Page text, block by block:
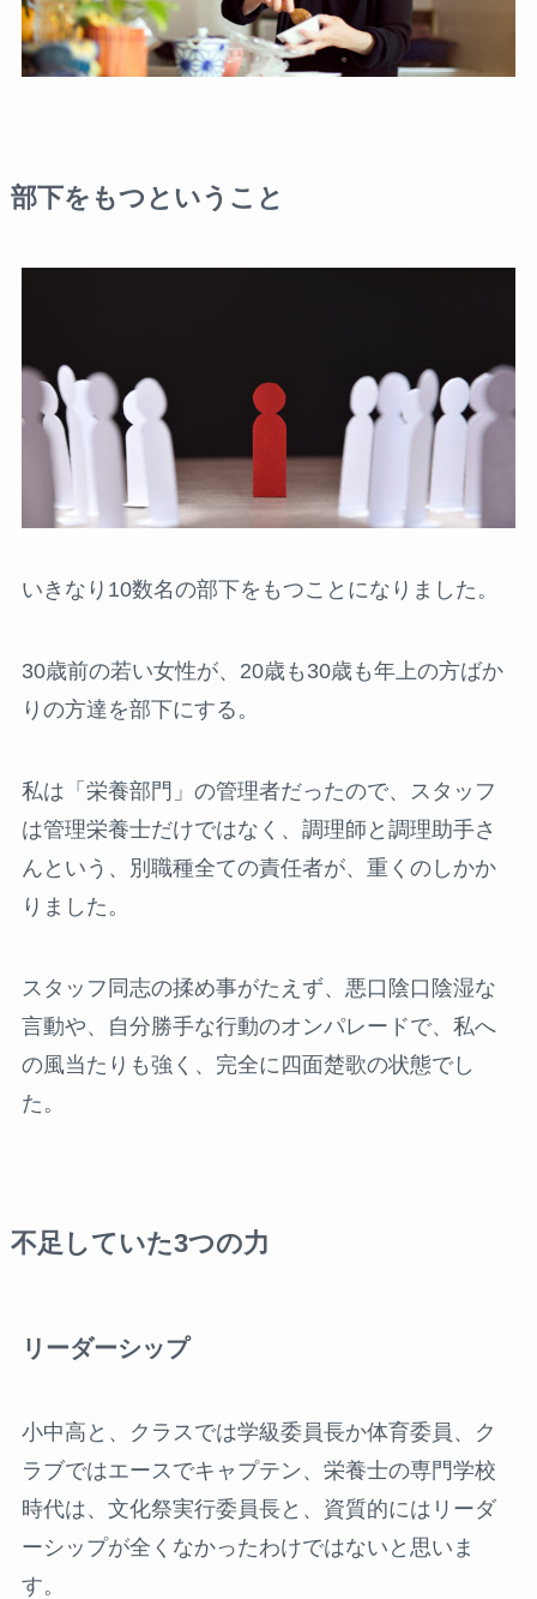
部下をもつということ
いきなり10数名の部下をもつことになりました。
30歳前の若い女性が、20歳も30歳も年上の方ばか
りの方達を部下にする。
私は「栄養部門」の管理者だったので、スタッフ
は管理栄養士だけではなく、調理師と調理助手さ
んという、別職種全ての責任者が、重くのしかか
りました。
スタッフ同志の揉め事がたえず、悪口陰口陰湿な
言動や、自分勝手な行動のオンパレードで、私へ
の風当たりも強く、完全に四面楚歌の状態でし
た。
不足していた3つの力
リーダーシップ
小中高と、クラスでは学級委員長か体育委員、ク
ラブではエースでキャプテン、栄養士の専門学校
時代は、文化祭実行委員長と、資質的にはリーダ
ーシップが全くなかったわけではないと思いま
す。